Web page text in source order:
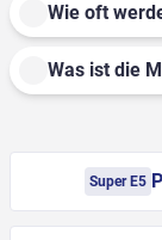
Wie oft
Was ist die
Super E5